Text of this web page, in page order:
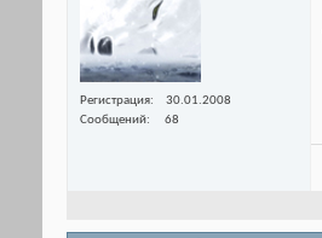
Регистрация
30.01.2008
Сообщений
68